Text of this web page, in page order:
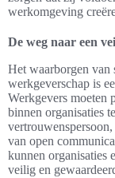
werkomgeving
De weg naar een
Het waarborgen van
werkgeverschap is
Werkgevers moeten
binnen organisaties
van open
kunnen organisaties
veilig en